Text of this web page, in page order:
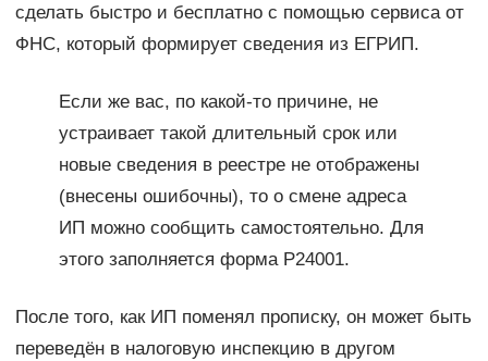
сделать быстро и бесплатно с помощью сервиса от
ФНС, который формирует сведения из ЕГРИП.
Если же вас, по какой-то причине, не
устраивает такой длительный срок или
новые сведения в реестре не отображены
(внесены ошибочны), то о смене адреса
ИП можно сообщить самостоятельно. Для
этого заполняется форма Р24001.
После того, как ИП поменял прописку, он может быть
переведён в налоговую инспекцию в другом